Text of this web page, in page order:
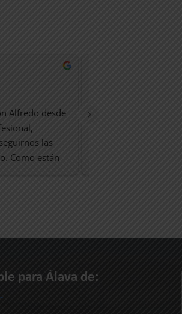
Alfredo desde
las
Como están
para Álava de: